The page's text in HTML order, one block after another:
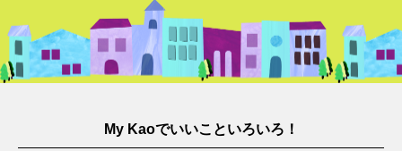
My Kaoでいいこといろいろ！